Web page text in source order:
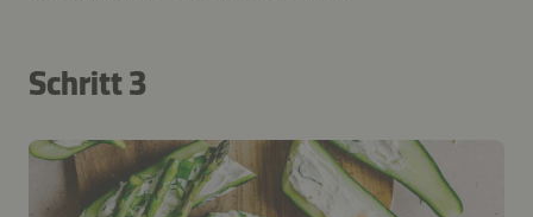
Schritt 3